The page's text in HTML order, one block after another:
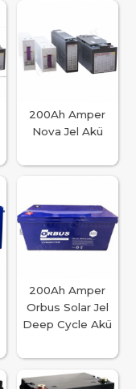
200Ah Amper
Nova Jel Akü
200Ah Amper
Orbus Solar Jel
Deep Cycle Akü